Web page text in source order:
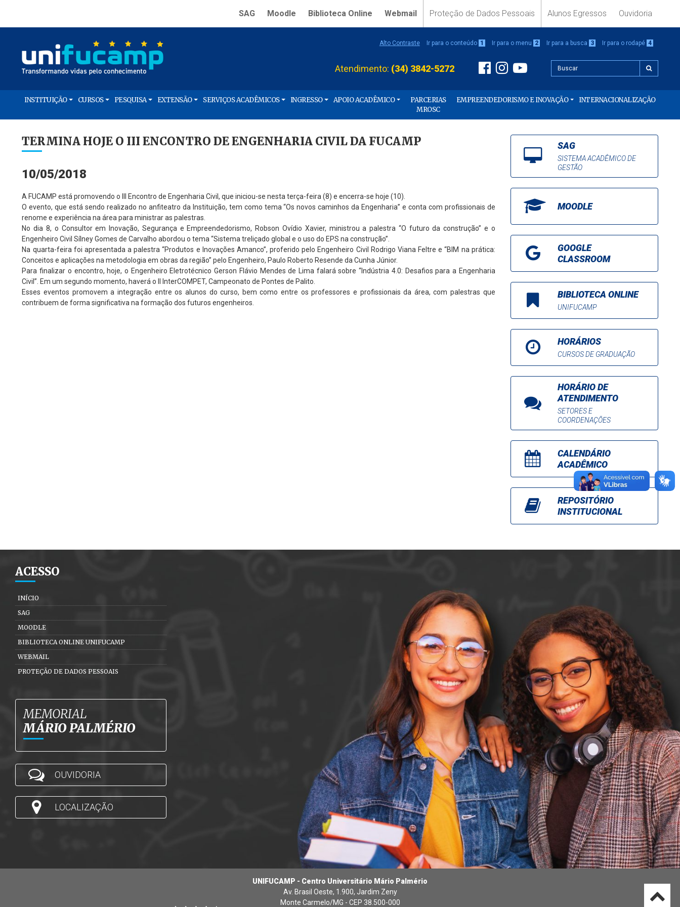
SAG Moodle Biblioteca Online Webmail Proteção de Dados Pessoais Alunos Egressos Ouvidoria
Alto Contraste Ir para o conteúdo 1 Ir para o menu 2 Ir para a busca 3 Ir para o rodapé 4
Atendimento: (34) 3842-5272
INSTITUIÇÃO CURSOS PESQUISA EXTENSÃO SERVIÇOS ACADÊMICOS INGRESSO APOIO ACADÊMICO
PARCERIAS
MROSC
EMPREENDEDORISMO E INOVAÇÃO INTERNACIONALIZAÇÃO
TERMINA HOJE O III ENCONTRO DE ENGENHARIA CIVIL DA FUCAMP
10/05/2018
A FUCAMP está promovendo o III Encontro de Engenharia Civil, que iniciou-se nesta terça-feira (8) e encerra-se hoje (10).
O evento, que está sendo realizado no anfiteatro da Instituição, tem como tema “Os novos caminhos da Engenharia” e conta com profissionais de
renome e experiência na área para ministrar as palestras.
No dia 8, o Consultor em Inovação, Segurança e Empreendedorismo, Robson Ovídio Xavier, ministrou a palestra “O futuro da construção” e o
Engenheiro Civil Sílney Gomes de Carvalho abordou o tema “Sistema treliçado global e o uso do EPS na construção”.
Na quarta-feira foi apresentada a palestra “Produtos e Inovações Amanco”, proferido pelo Engenheiro Civil Rodrigo Viana Feltre e “BIM na prática:
Conceitos e aplicações na metodologia em obras da região” pelo Engenheiro, Paulo Roberto Resende da Cunha Júnior.
Para finalizar o encontro, hoje, o Engenheiro Eletrotécnico Gerson Flávio Mendes de Lima falará sobre “Indústria 4.0: Desafios para a Engenharia
Civil”. Em um segundo momento, haverá o II InterCOMPET, Campeonato de Pontes de Palito.
Esses eventos promovem a integração entre os alunos do curso, bem como entre os professores e profissionais da área, com palestras que
contribuem de forma significativa na formação dos futuros engenheiros.
SAG
SISTEMA ACADÊMICO DE
GESTÃO
MOODLE
GOOGLE
CLASSROOM
BIBLIOTECA ONLINE
UNIFUCAMP
HORÁRIOS
CURSOS DE GRADUAÇÃO
HORÁRIO DE
ATENDIMENTO
SETORES E
COORDENAÇÕES
CALENDÁRIO
ACADÊMICO
REPOSITÓRIO
INSTITUCIONAL
ACESSO
INÍCIO
SAG
MOODLE
BIBLIOTECA ONLINE UNIFUCAMP
WEBMAIL
PROTEÇÃO DE DADOS PESSOAIS
MEMORIAL
MÁRIO PALMÉRIO
OUVIDORIA
LOCALIZAÇÃO
UNIFUCAMP - Centro Universitário Mário Palmério
Av. Brasil Oeste, 1.900, Jardim Zeny
Monte Carmelo/MG - CEP 38.500-000